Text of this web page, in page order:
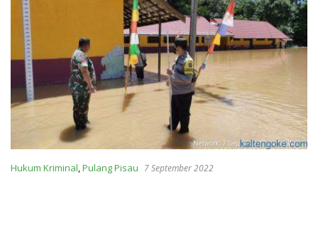
Hukum Kriminal,Pulang Pisau 7 September 2022